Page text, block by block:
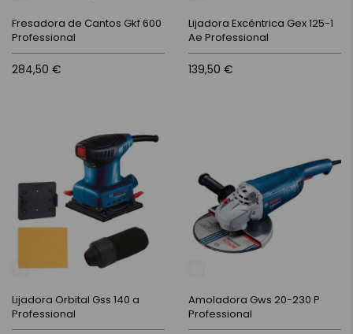
Fresadora de Cantos Gkf 600
Professional
284,50 €
Lijadora Excéntrica Gex 125-1
Ae Professional
139,50 €
Lijadora Orbital Gss 140 a
Professional
Amoladora Gws 20-230 P
Professional